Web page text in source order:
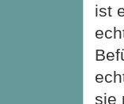
ist
sie